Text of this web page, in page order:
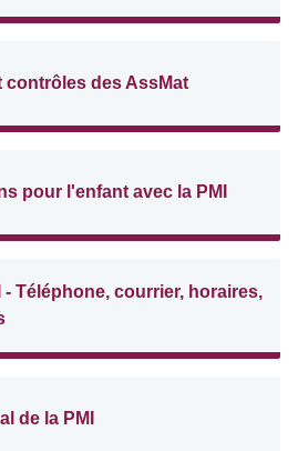
contrôles des AssMat
pour l'enfant avec la PMI
- Téléphone, courrier, horaires,
de la PMI